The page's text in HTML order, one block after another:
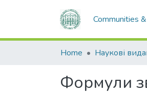
Communities
Home
Формули